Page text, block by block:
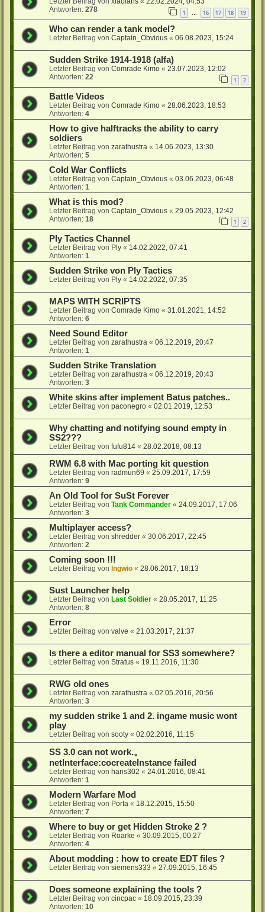
Antworten:278 1 16 17 18 19
Who can render a tank model?
Letzter Beitrag vonCaptain_Obvious «06.08.2023, 15:24
Sudden Strike 1914-1918 (alfa)
Letzter Beitrag vonComrade Kimo «23.07.2023, 12:02
Antworten:22 1 2
Battle Videos
Letzter Beitrag vonComrade Kimo «28.06.2023, 18:53
Antworten:4
How to give halftracks the ability to carry
soldiers
Letzter Beitrag vonzarathustra « 14.06.2023, 13:30
Antworten:5
Cold War Conflicts
Letzter Beitrag vonCaptain_Obvious «03.06.2023, 06:48
Antworten:1
What is this mod?
Letzter Beitrag vonCaptain_Obvious «29.05.2023, 12:42
Antworten:18 1 2
Ply Tactics Channel
Letzter Beitrag von Ply « 14.02.2022, 07:41
Antworten:1
Sudden Strike von Ply Tactics
Letzter Beitrag von Ply « 14.02.2022, 07:35
MAPS WITH SCRIPTS
Letzter Beitrag vonComrade Kimo «31.01.2021, 14:52
Antworten:6
Need Sound Editor
Letzter Beitrag vonzarathustra «06.12.2019, 20:47
Antworten:1
Sudden Strike Translation
Letzter Beitrag vonzarathustra «06.12.2019, 20:43
Antworten:3
White skins after implement Batus patches..
Letzter Beitrag vonpaconegro «02.01.2019, 12:53
Why chatting and notifying sound empty in
SS2???
Letzter Beitrag vonfufu814 «28.02.2018, 08:13
RWM 6.8 with Mac porting kit question
Letzter Beitrag vonradmun69 «25.09.2017, 17:59
Antworten:9
An Old Tool for SuSt Forever
Letzter Beitrag vonTank Commander «24.09.2017, 17:06
Antworten:3
Multiplayer access?
Letzter Beitrag vonshredder «30.06.2017, 22:45
Antworten:2
Coming soon !!!
Letzter Beitrag vonIngwio «28.06.2017, 18:13
Sust Launcher help
Letzter Beitrag vonLast Soldier «28.05.2017, 11:25
Antworten:8
Error
Letzter Beitrag vonvalve «21.03.2017, 21:37
Is there a editor manual for SS3 somewhere?
Letzter Beitrag vonStratus « 19.11.2016, 11:30
RWG old ones
Letzter Beitrag vonzarathustra «02.05.2016, 20:56
Antworten:3
my sudden strike 1 and 2. ingame music wont
play
Letzter Beitrag vonsooty «02.02.2016, 11:15
SS 3.0 can not work.。
netlnterface:cocreatelnstance failed
Letzter Beitrag vonhans302 «24.01.2016, 08:41
Antworten:1
Modern Warfare Mod
Letzter Beitrag von Porta « 18.12.2015, 15:50
Antworten:7
Where to buy or get Hidden Stroke 2 ?
Letzter Beitrag von Roarke «30.09.2015, 00:27
Antworten:4
About modding : how to create EDT files ?
Letzter Beitrag vonsiemens333 «27.09.2015, 16:45
Does someone explaining the tools ?
Letzter Beitrag voncincpac « 18.09.2015, 23:39
Antworten:10